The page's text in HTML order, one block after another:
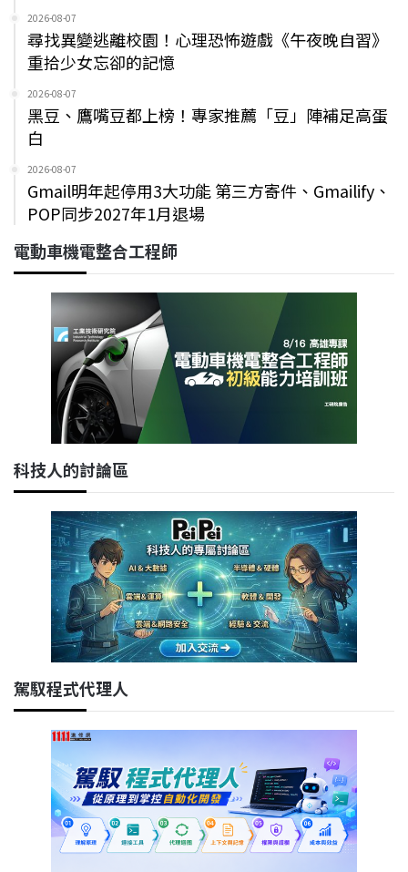
2026-08-07
尋找異變逃離校園！心理恐怖遊戲《午夜晚自習》
重拾少女忘卻的記憶
2026-08-07
黑豆、鷹嘴豆都上榜！專家推薦「豆」陣補足高蛋
白
2026-08-07
Gmail明年起停用3大功能 第三方寄件、Gmailify、
POP同步2027年1月退場
電動車機電整合工程師
科技人的討論區
駕馭程式代理人